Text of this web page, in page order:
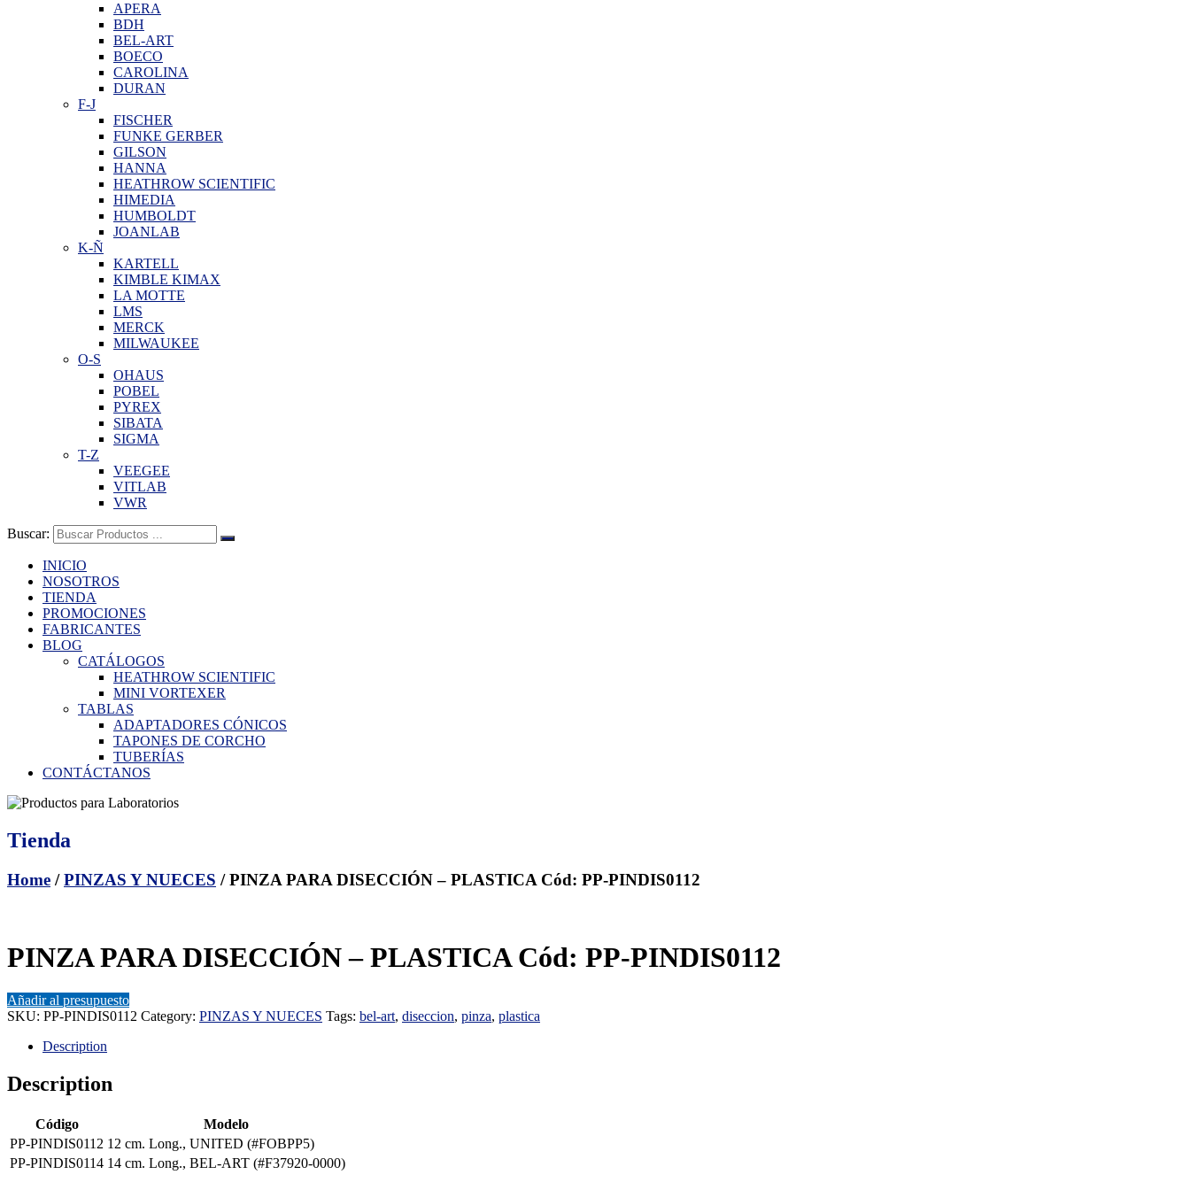
APERA
BDH
BEL-ART
BOECO
CAROLINA
DURAN
F-J
FISCHER
FUNKE GERBER
GILSON
HANNA
HEATHROW SCIENTIFIC
HIMEDIA
HUMBOLDT
JOANLAB
K-Ñ
KARTELL
KIMBLE KIMAX
LA MOTTE
LMS
MERCK
MILWAUKEE
O-S
OHAUS
POBEL
PYREX
SIBATA
SIGMA
T-Z
VEEGEE
VITLAB
VWR
Buscar:
INICIO
NOSOTROS
TIENDA
PROMOCIONES
FABRICANTES
BLOG
CATÁLOGOS
HEATHROW SCIENTIFIC
MINI VORTEXER
TABLAS
ADAPTADORES CÓNICOS
TAPONES DE CORCHO
TUBERÍAS
CONTÁCTANOS
Tienda
Home /PINZAS Y NUECES / PINZA PARA DISECCIÓN – PLASTICA Cód: PP-PINDIS0112
PINZA PARA DISECCIÓN – PLASTICA Cód: PP-PINDIS0112
Añadir al presupuesto
SKU: PP-PINDIS0112 Category: PINZAS Y NUECES Tags: bel-art, diseccion, pinza, plastica
Description
Description
Código
Modelo
PP-PINDIS0112 12 cm. Long., UNITED (#FOBPP5)
PP-PINDIS0114 14 cm. Long., BEL-ART (#F37920-0000)